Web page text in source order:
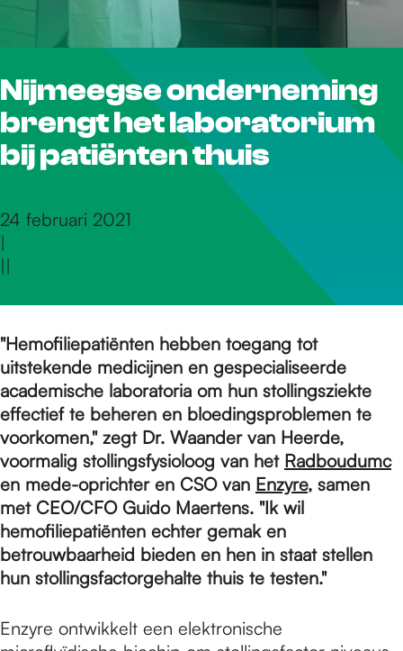
r
d
e
o
m
e
p
a
g
Nijmeegse onderneming
brengt het laboratorium
bij patiënten thuis
24 februari 2021
|
||
"Hemofiliepatiënten hebben toegang tot
uitstekende medicijnen en gespecialiseerde
academische laboratoria om hun stollingsziekte
effectief te beheren en bloedingsproblemen te
voorkomen," zegt Dr. Waander van Heerde,
voormalig stollingsfysioloog van het Radboudumc
en mede-oprichter en CSO van Enzyre, samen
met CEO/CFO Guido Maertens. "Ik wil
hemofiliepatiënten echter gemak en
betrouwbaarheid bieden en hen in staat stellen
hun stollingsfactorgehalte thuis te testen."
Enzyre ontwikkelt een elektronische